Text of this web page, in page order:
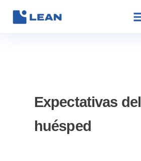
Expectativas del
huésped